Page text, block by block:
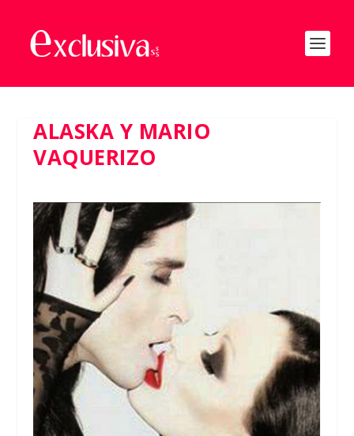
ALASKA Y MARIO
VAQUERIZO